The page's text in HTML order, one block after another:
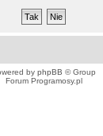
by phpBB © Group
Forum Programosy.pl